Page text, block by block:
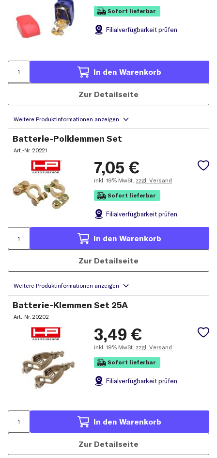
Sofort lieferbar
Filialverfügbarkeit prüfen
In den Warenkorb
Zur Detailseite
Batterie-Polklemmen Set
Art.-Nr.20221
7,05 €
inkl. 19% MwSt. zzgl. Versand
Sofort lieferbar
Filialverfügbarkeit prüfen
In den Warenkorb
Zur Detailseite
Batterie-Klemmen Set 25A
Art.-Nr.20202
3,49 €
inkl. 19% MwSt. zzgl. Versand
Sofort lieferbar
Filialverfügbarkeit prüfen
In den Warenkorb
Zur Detailseite